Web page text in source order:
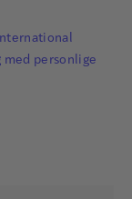
personlige